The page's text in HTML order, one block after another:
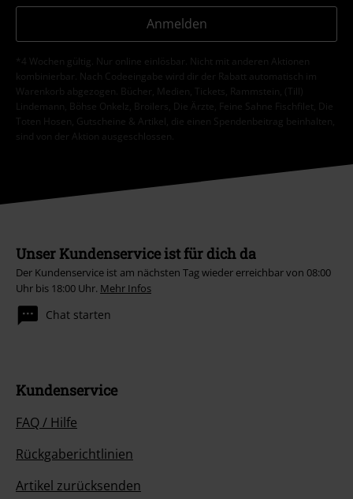
Anmelden
*4 Wochen gültig. Nur online einlösbar. Nicht mit anderen Aktionen
kombinierbar. Nach Codeeingabe wird dir der Rabatt automatisch im
Warenkorb abgezogen. Bücher, Medien, Tickets, Rammstein, (Till)
Lindemann, Böhse Onkelz, Broilers, Die Ärzte, Feine Sahne Fischfilet, Die
Toten Hosen, Gutscheine & Artikel, die einen Spendenbeitrag beinhalten,
sind von der Aktion ausgeschlossen.
Unser Kundenservice ist für dich da
Der Kundenservice ist am nächsten Tag wieder erreichbar von 08:00
Uhr bis 18:00 Uhr. Mehr Infos
Chat starten
Kundenservice
FAQ / Hilfe
Rückgaberichtlinien
Artikel zurücksenden